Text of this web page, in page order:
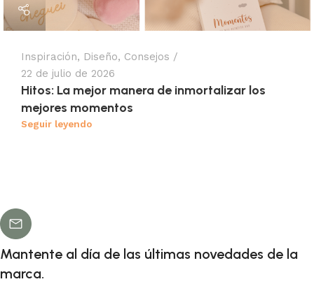
Inspiración, Diseño, Consejos
22 de julio de 2026
Hitos: La mejor manera de inmortalizar los
mejores momentos
Seguir leyendo
Mantente al día de las últimas novedades de la
marca.